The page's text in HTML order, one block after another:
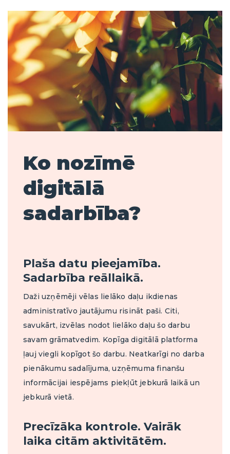
Ko nozīmē
digitālā
sadarbība?
Plaša datu pieejamība.
Sadarbība reāllaikā.
Daži uzņēmēji vēlas lielāko daļu ikdienas
administratīvo jautājumu risināt paši. Citi,
savukārt, izvēlas nodot lielāko daļu šo darbu
savam grāmatvedim. Kopīga digitālā platforma
ļauj viegli kopīgot šo darbu. Neatkarīgi no darba
pienākumu sadalījuma, uzņēmuma finanšu
informācijai iespējams piekļūt jebkurā laikā un
jebkurā vietā.
Precīzāka kontrole. Vairāk
laika citām aktivitātēm.